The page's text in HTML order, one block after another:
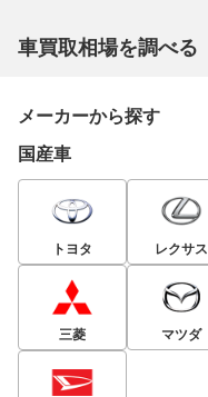
車買取相場を調べる
メーカーから探す
国産車
トヨタ レクサス
三菱 マツダ